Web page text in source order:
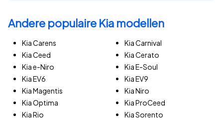
Andere populaire Kia modellen
Kia Carens
Kia Carnival
Kia Ceed
Kia Cerato
Kia e-Niro
Kia E-Soul
Kia EV6
Kia EV9
Kia Magentis
Kia Niro
Kia Optima
Kia ProCeed
Kia Rio
Kia Sorento